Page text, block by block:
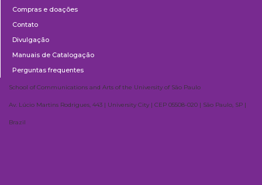
Compras e doações
Contato
Divulgação
Manuais de Catalogação
Perguntas frequentes
School of Communications and Arts of the University of São Paulo
Av. Lúcio Martins Rodrigues, 443 | University City | CEP 05508-020 | São Paulo, SP |
Brazil